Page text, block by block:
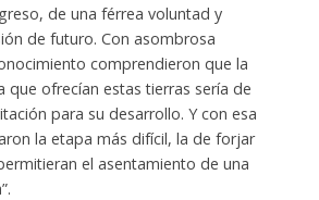
de una férrea voluntad y
de futuro. Con asombrosa
comprendieron que la
que ofrecían estas tierras sería de
para su desarrollo. Y con esa
la etapa más difícil, la de forjar
el asentamiento de una